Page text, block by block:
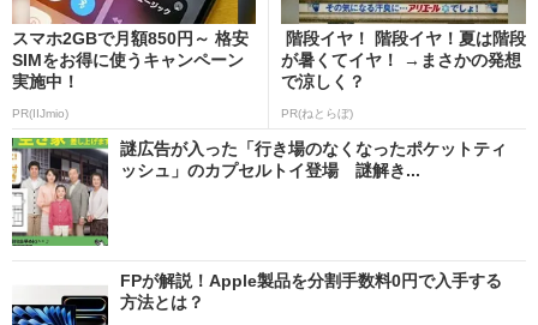
スマホ2GBで月額850円～ 格安
SIMをお得に使うキャンペーン
実施中！
PR(IIJmio)
階段イヤ！ 階段イヤ！夏は階段
が暑くてイヤ！ →まさかの発想
で涼しく？
PR(ねとらぼ)
謎広告が入った「行き場のなくなったポケットティ
ッシュ」のカプセルトイ登場 謎解き...
FPが解説！Apple製品を分割手数料0円で入手する
方法とは？